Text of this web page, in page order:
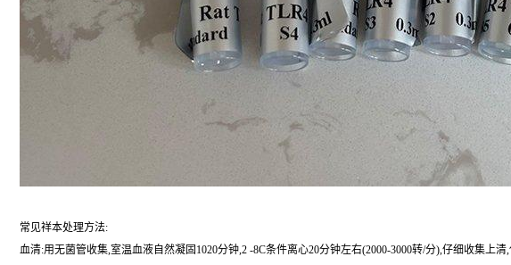
常见祥本处理方法:
血清:用无菌管收集,室温血液自然凝固1020分钟,2 -8C条件离心20分钟左右(2000-3000转/分),仔细收集